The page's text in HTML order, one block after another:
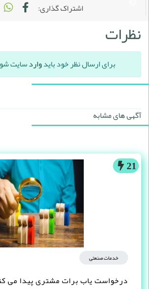
اشتراک گذاری:
نظرات
برای ارسال نظر خود بایدواردسایت
آگهی های مشابه
21
خدمات صنعتی
درخواست یاب برات مشتری پیدا می